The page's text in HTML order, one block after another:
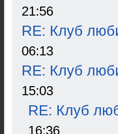
21:56
RE: Клуб
06:13
RE: Клуб
15:03
RE: Клуб
16:36